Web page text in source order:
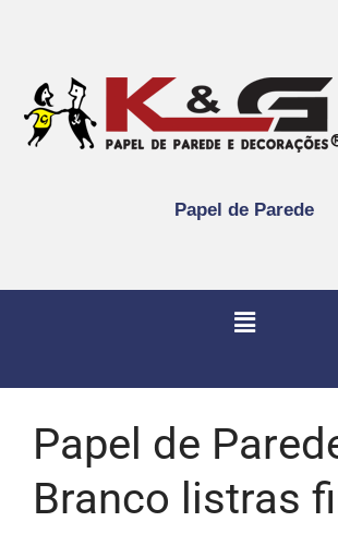
Papel de Parede
Papel de
Branco listras